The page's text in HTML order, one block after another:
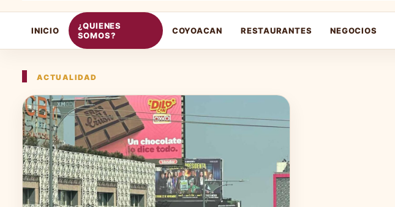
INICIO
¿QUIENES
SOMOS?
COYOACAN RESTAURANTES NEGOCIOS
ACTUALIDAD